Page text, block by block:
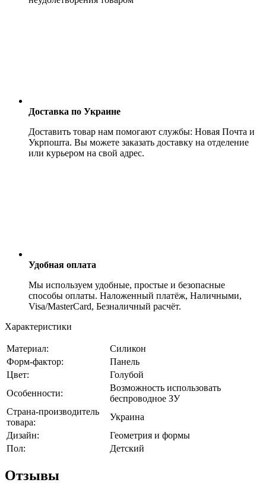
Доставка по Украине
Доставить товар нам помогают службы: Новая Почта и
Укрпошта. Вы можете заказать доставку на отделение
или курьером на свой адрес.
Удобная оплата
Мы используем удобные, простые и безопасные
способы оплаты. Наложенный платёж, Наличными,
Visa/MasterCard, Безналичный расчёт.
Характеристики
Материал:
Силикон
Форм-фактор:
Панель
Цвет:
Голубой
Особенности:
Возможность использовать
беспроводное ЗУ
Страна-производитель
товара:
Украина
Дизайн:
Геометрия и формы
Пол:
Детский
Отзывы